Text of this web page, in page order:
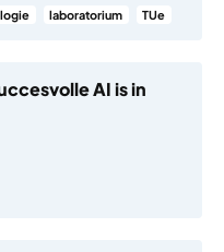
laboratorium TUe
AI is in